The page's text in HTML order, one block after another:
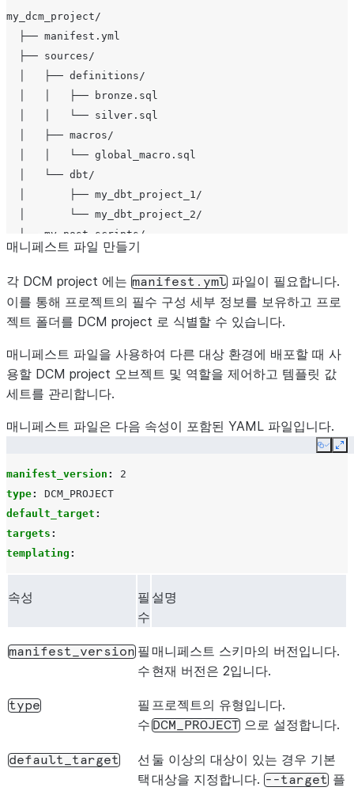
my_dcm_project/
  ├── manifest.yml
  ├── sources/
  │   ├── definitions/
  │   │   ├── bronze.sql
  │   │   └── silver.sql
  │   ├── macros/
  │   │   └── global_macro.sql
  │   └── dbt/
  │       ├── my_dbt_project_1/
  │       └── my_dbt_project_2/
  ├── my_post_scripts/
  └── out/
매니페스트 파일 만들기
각 DCM project 에는 manifest.yml 파일이 필요합니다.
이를 통해 프로젝트의 필수 구성 세부 정보를 보유하고 프로
젝트 폴더를 DCM project 로 식별할 수 있습니다.
매니페스트 파일을 사용하여 다른 대상 환경에 배포할 때 사
용할 DCM project 오브젝트 및 역할을 제어하고 템플릿 값
세트를 관리합니다.
매니페스트 파일은 다음 속성이 포함된 YAML 파일입니다.
Copy
manifest_version :
2
type:
DCM_PROJECT
default_target :
targets :
templating :
속성
필
수
설명
manifest_version 필
수
매니페스트 스키마의 버전입니다.
현재 버전은 2입니다.
type
필
수
프로젝트의 유형입니다.
DCM_PROJECT 으로 설정합니다.
default_target
선
택
둘 이상의 대상이 있는 경우 기본
대상을 지정합니다. --target 플